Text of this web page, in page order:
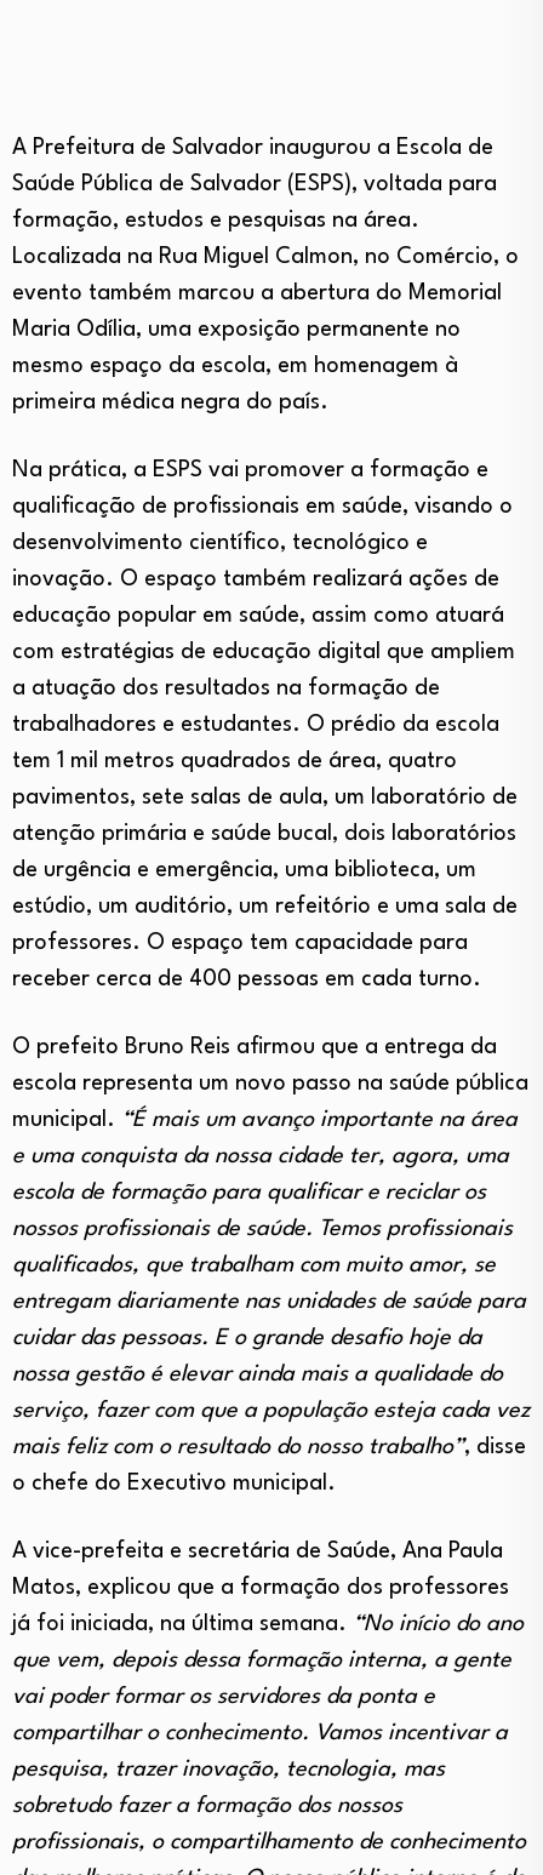
A Prefeitura de Salvador inaugurou a Escola de
Saúde Pública de Salvador (ESPS), voltada para
formação, estudos e pesquisas na área.
Localizada na Rua Miguel Calmon, no Comércio, o
evento também marcou a abertura do Memorial
Maria Odília, uma exposição permanente no
mesmo espaço da escola, em homenagem à
primeira médica negra do país.
Na prática, a ESPS vai promover a formação e
qualificação de profissionais em saúde, visando o
desenvolvimento científico, tecnológico e
inovação. O espaço também realizará ações de
educação popular em saúde, assim como atuará
com estratégias de educação digital que ampliem
a atuação dos resultados na formação de
trabalhadores e estudantes. O prédio da escola
tem 1 mil metros quadrados de área, quatro
pavimentos, sete salas de aula, um laboratório de
atenção primária e saúde bucal, dois laboratórios
de urgência e emergência, uma biblioteca, um
estúdio, um auditório, um refeitório e uma sala de
professores. O espaço tem capacidade para
receber cerca de 400 pessoas em cada turno.
O prefeito Bruno Reis afirmou que a entrega da
escola representa um novo passo na saúde pública
municipal. “É mais um avanço importante na área
e uma conquista da nossa cidade ter, agora, uma
escola de formação para qualificar e reciclar os
nossos profissionais de saúde. Temos profissionais
qualificados, que trabalham com muito amor, se
entregam diariamente nas unidades de saúde para
cuidar das pessoas. E o grande desafio hoje da
nossa gestão é elevar ainda mais a qualidade do
serviço, fazer com que a população esteja cada vez
mais feliz com o resultado do nosso trabalho”, disse
o chefe do Executivo municipal.
A vice-prefeita e secretária de Saúde, Ana Paula
Matos, explicou que a formação dos professores
já foi iniciada, na última semana. “No início do ano
que vem, depois dessa formação interna, a gente
vai poder formar os servidores da ponta e
compartilhar o conhecimento. Vamos incentivar a
pesquisa, trazer inovação, tecnologia, mas
sobretudo fazer a formação dos nossos
profissionais, o compartilhamento de conhecimento